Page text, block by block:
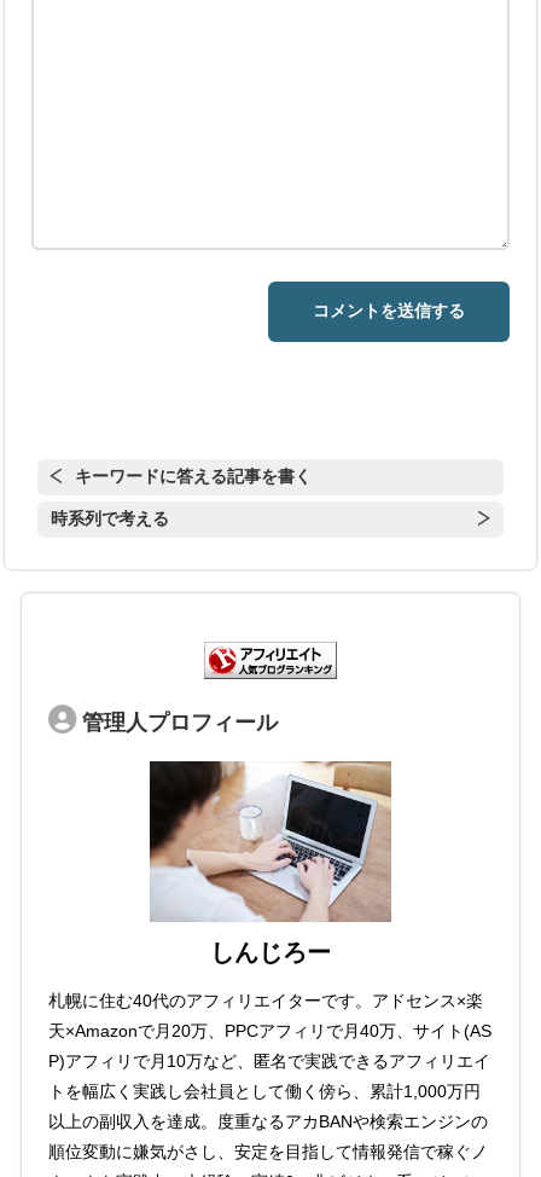
キーワードに答える記事を書く
時系列で考える
管理人プロフィール
しんじろー
札幌に住む40代のアフィリエイターです。アドセンス×楽
天×Amazonで月20万、PPCアフィリで月40万、サイト(AS
P)アフィリで月10万など、匿名で実践できるアフィリエイ
トを幅広く実践し会社員として働く傍ら、累計1,000万円
以上の副収入を達成。度重なるアカBANや検索エンジンの
順位変動に嫌気がさし、安定を目指して情報発信で稼ぐノ